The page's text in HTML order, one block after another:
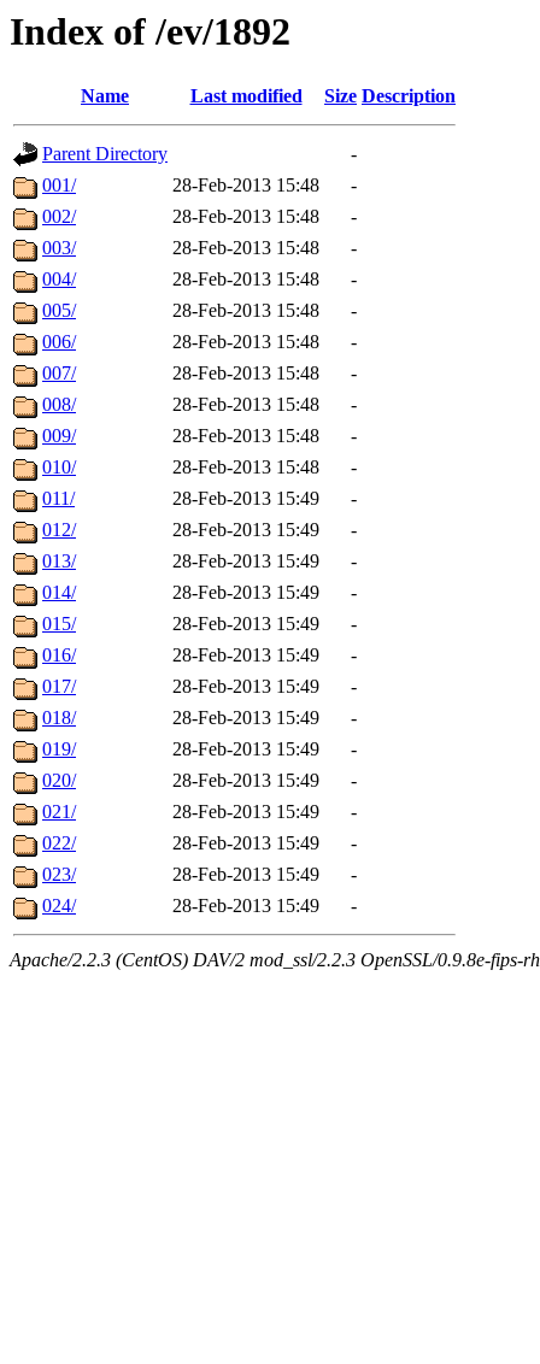
Index of /ev/1892
Name Last modified Size Description
Parent Directory
-
001/
28-Feb-2013 15:48
-
002/
28-Feb-2013 15:48
-
003/
28-Feb-2013 15:48
-
004/
28-Feb-2013 15:48
-
005/
28-Feb-2013 15:48
-
006/
28-Feb-2013 15:48
-
007/
28-Feb-2013 15:48
-
008/
28-Feb-2013 15:48
-
009/
28-Feb-2013 15:48
-
010/
28-Feb-2013 15:48
-
011/
28-Feb-2013 15:49
-
012/
28-Feb-2013 15:49
-
013/
28-Feb-2013 15:49
-
014/
28-Feb-2013 15:49
-
015/
28-Feb-2013 15:49
-
016/
28-Feb-2013 15:49
-
017/
28-Feb-2013 15:49
-
018/
28-Feb-2013 15:49
-
019/
28-Feb-2013 15:49
-
020/
28-Feb-2013 15:49
-
021/
28-Feb-2013 15:49
-
022/
28-Feb-2013 15:49
-
023/
28-Feb-2013 15:49
-
024/
28-Feb-2013 15:49 -
Apache/2.2.3 (CentOS) DAV/2 mod_ssl/2.2.3 OpenSSL/0.9.8e-